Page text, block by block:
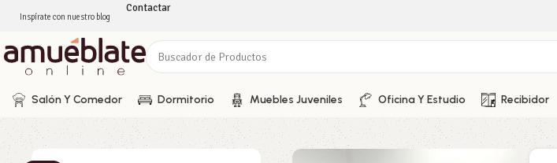
Inspírate con nuestro blog
Contactar
Salón Y Comedor Dormitorio Muebles Juveniles Oficina Y Estudio Recibidor